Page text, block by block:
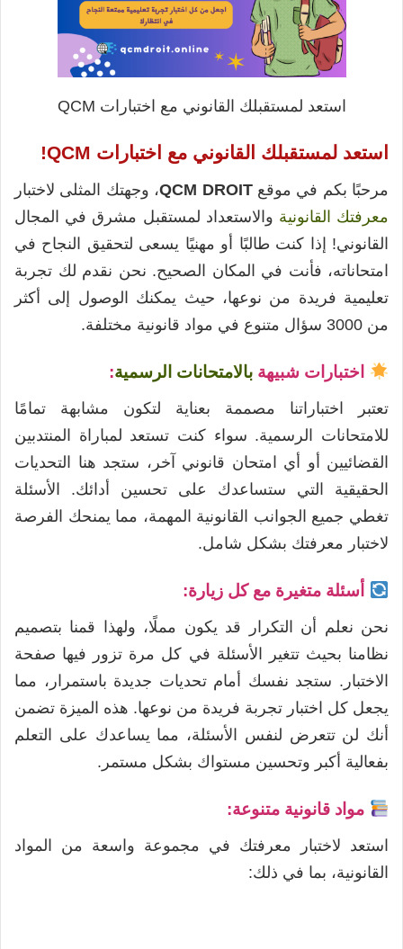
استعد لمستقبلك القانوني مع اختبارات QCM
استعد لمستقبلك القانوني مع اختبارات QCM!
مرحبًا بكم في موقعQCM DROIT، وجهتك المثلى لاختبار
معرفتك القانونية والاستعداد لمستقبل مشرق في المجال
القانوني! إذا كنت طالبًا أو مهنيًا يسعى لتحقيق النجاح في
امتحاناته، فأنت في المكان الصحيح. نحن نقدم لك تجربة
تعليمية فريدة من نوعها، حيث يمكنك الوصول إلى أكثر
من 3000 سؤال متنوع في مواد قانونية مختلفة.
اختبارات شبيهة بالامتحانات الرسمية:
تعتبر اختباراتنا مصممة بعناية لتكون مشابهة تمامًا
للامتحانات الرسمية. سواء كنت تستعد لمباراة المنتدبين
القضائيين أو أي امتحان قانوني آخر، ستجد هنا التحديات
الحقيقية التي ستساعدك على تحسين أدائك. الأسئلة
تغطي جميع الجوانب القانونية المهمة، مما يمنحك الفرصة
لاختبار معرفتك بشكل شامل.
أسئلة متغيرة مع كل زيارة:
نحن نعلم أن التكرار قد يكون مملًا، ولهذا قمنا بتصميم
نظامنا بحيث تتغير الأسئلة في كل مرة تزور فيها صفحة
الاختبار. ستجد نفسك أمام تحديات جديدة باستمرار، مما
يجعل كل اختبار تجربة فريدة من نوعها. هذه الميزة تضمن
أنك لن تتعرض لنفس الأسئلة، مما يساعدك على التعلم
بفعالية أكبر وتحسين مستواك بشكل مستمر.
مواد قانونية متنوعة:
استعد لاختبار معرفتك في مجموعة واسعة من المواد
القانونية، بما في ذلك: